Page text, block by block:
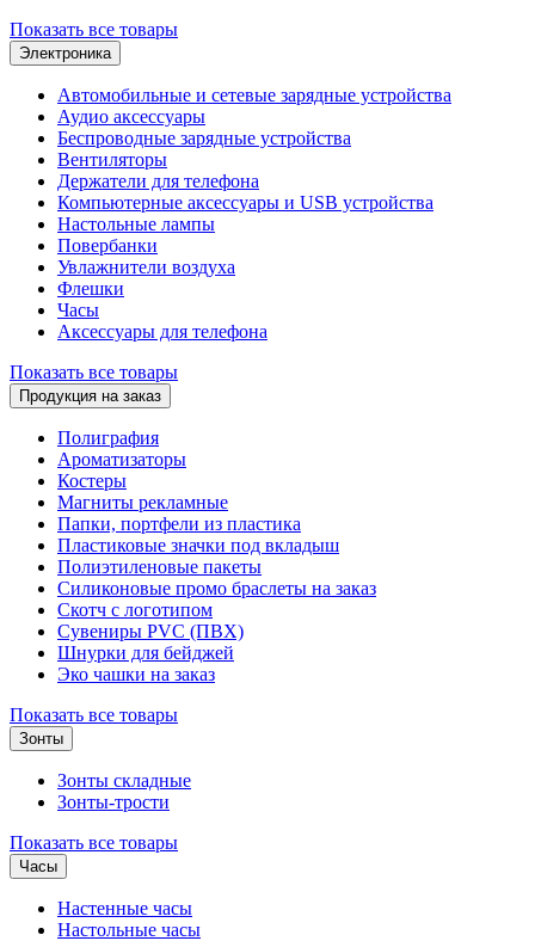
Показать все товары
Электроника
Автомобильные и сетевые зарядные устройства
Аудио аксессуары
Беспроводные зарядные устройства
Вентиляторы
Держатели для телефона
Компьютерные аксессуары и USB устройства
Настольные лампы
Повербанки
Увлажнители воздуха
Флешки
Часы
Аксессуары для телефона
Показать все товары
Продукция на заказ
Полиграфия
Ароматизаторы
Костеры
Магниты рекламные
Папки, портфели из пластика
Пластиковые значки под вкладыш
Полиэтиленовые пакеты
Силиконовые промо браслеты на заказ
Скотч с логотипом
Сувениры PVC (ПВХ)
Шнурки для бейджей
Эко чашки на заказ
Показать все товары
Зонты
Зонты складные
Зонты-трости
Показать все товары
Часы
Настенные часы
Настольные часы